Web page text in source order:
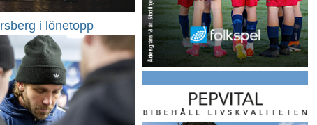
i lönetopp